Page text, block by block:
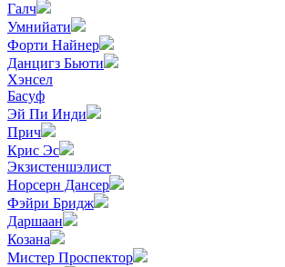
Галч
Умнийати
Форти Найнер
Данцигз Бьюти
Хэнсел
Басуф
Эй Пи Инди
Прич
Крис Эс
Экзистеншэлист
Норсерн Дансер
Фэйри Бридж
Даршаан
Козана
Мистер Проспектор